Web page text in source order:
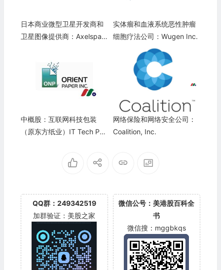
日本商业微型卫星开发商和
卫星图像提供商：Axelspac
实体瘤和血液系统恶性肿瘤
细胞疗法公司：Wugen Inc.
中概股：互联网科技包装
（原东方纸业）IT Tech Pac
网络保险和网络安全公司：
Coalition, Inc.
QQ群：249342519
加群验证：美股之家
微信公号：美港股百科全
书
微信搜：mggbkqs